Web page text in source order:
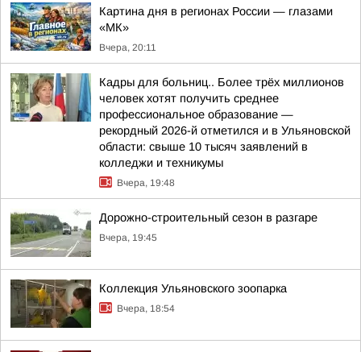
Картина дня в регионах России — глазами
«МК»
Вчера, 20:11
Кадры для больниц.. Более трёх миллионов
человек хотят получить среднее
профессиональное образование —
рекордный 2026-й отметился и в Ульяновской
области: свыше 10 тысяч заявлений в
колледжи и техникумы
Вчера, 19:48
Дорожно-строительный сезон в разгаре
Вчера, 19:45
Коллекция Ульяновского зоопарка
Вчера, 18:54